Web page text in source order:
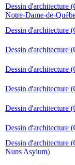
Dessin d'architecture
Notre-Dame-de-
Dessin d'architecture
Dessin d'architecture
Dessin d'architecture
Dessin d'architecture
Dessin d'architecture
Dessin d'architecture
Dessin d'architecture
Nuns Asylum)